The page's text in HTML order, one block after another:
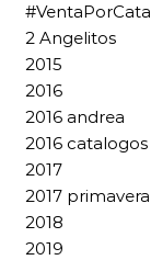
2 Angelitos
2015
2016
2016 andrea
2016
2017
2017 primavera
2018
2019